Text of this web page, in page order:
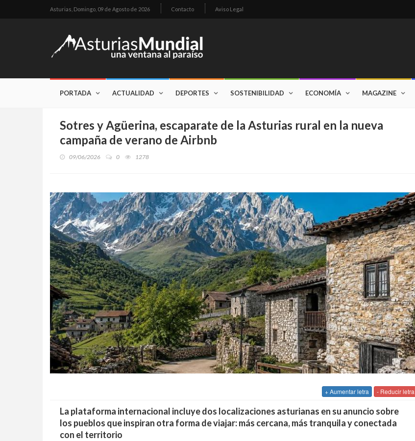
Asturias, Domingo, 09 de Agosto de 2026 Contacto Aviso Legal
PORTADA ACTUALIDAD DEPORTES SOSTENIBILIDAD ECONOMÍA MAGAZINE
Sotres y Agüerina, escaparate de la Asturias rural en la nueva
campaña de verano de Airbnb
09/06/2026 0 1278
+ Aumentar letra - Reducir letra
La plataforma internacional incluye dos localizaciones asturianas en su anuncio sobre
los pueblos que inspiran otra forma de viajar: más cercana, más tranquila y conectada
con el territorio